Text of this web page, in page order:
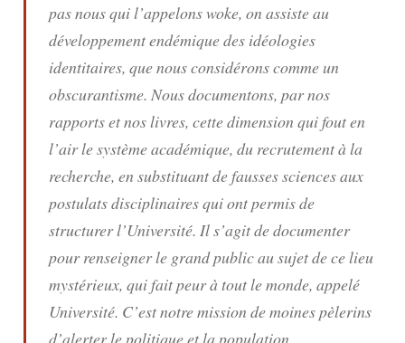
pas nous qui l’appelons woke, on assiste au
développement endémique des idéologies
identitaires, que nous considérons comme un
obscurantisme. Nous documentons, par nos
rapports et nos livres, cette dimension qui fout en
l’air le système académique, du recrutement à la
recherche, en substituant de fausses sciences aux
postulats disciplinaires qui ont permis de
structurer l’Université. Il s’agit de documenter
pour renseigner le grand public au sujet de ce lieu
mystérieux, qui fait peur à tout le monde, appelé
Université. C’est notre mission de moines pèlerins
d’alerter le politique et la population.